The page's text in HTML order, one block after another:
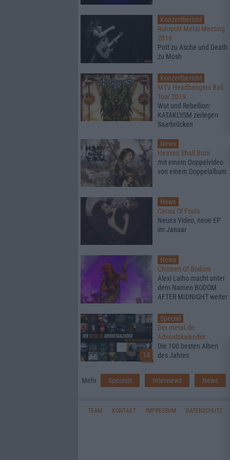
Konzertbericht
Ruhrpott Metal Meeting
2019
Pott zu Asche und Death
zu Mosh
Konzertbericht
MTV Headbangers Ball
Tour 2019
Wut und Rebellion:
KATAKLYSM zerlegen
Saarbrücken
News
Heaven Shall Burn
mit einem Doppelvideo
von einem Doppelalbum
News
Circus Of Fools
Neues Video, neue EP
im Januar
News
Children Of Bodom
Alexi Laiho macht unter
dem Namen BODOM
AFTER MIDNIGHT weiter
14
Special
Der metal.de-
Adventskalender
Die 100 besten Alben
des Jahres
Mehr Specials Interviews News
TEAM KONTAKT IMPRESSUM DATENSCHUTZ